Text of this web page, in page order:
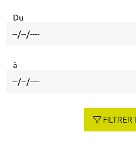
Du
à
FILTRER